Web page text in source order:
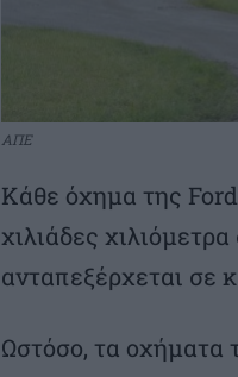
ΑΠΕ
Κάθε όχημα της Ford
χιλιάδες
ανταπεξέρχεται σε
Ωστόσο, τα οχήματα